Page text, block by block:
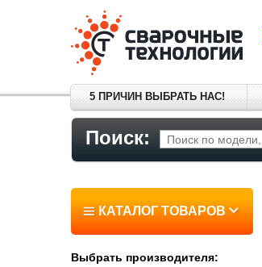
5 ПРИЧИН ВЫБРАТЬ НАС!
Поиск:
КАТАЛОГ ТОВАРОВ
Выбрать производителя: